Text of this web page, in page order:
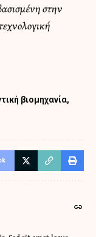
στην
βιομηχανία